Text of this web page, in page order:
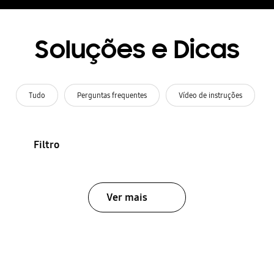
Soluções e Dicas
Tudo Perguntas frequentes Vídeo de instruções
Filtro
Ver mais